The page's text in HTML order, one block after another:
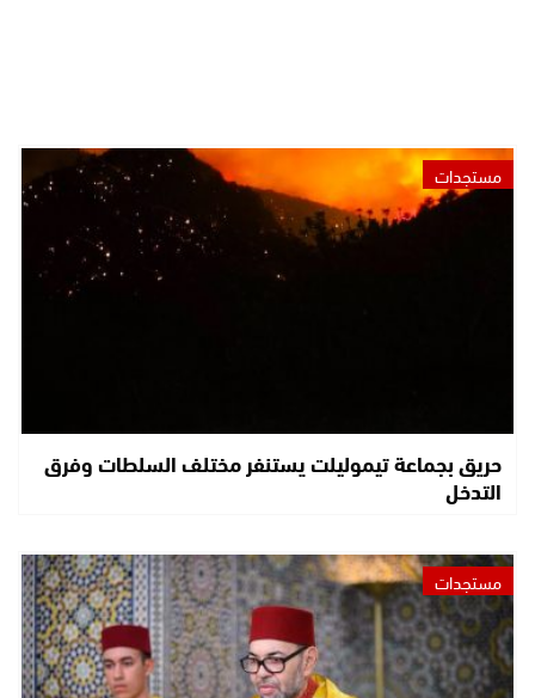
مستجدات
حريق بجماعة تيموليلت يستنفر مختلف السلطات وفرق
التدخل
مستجدات